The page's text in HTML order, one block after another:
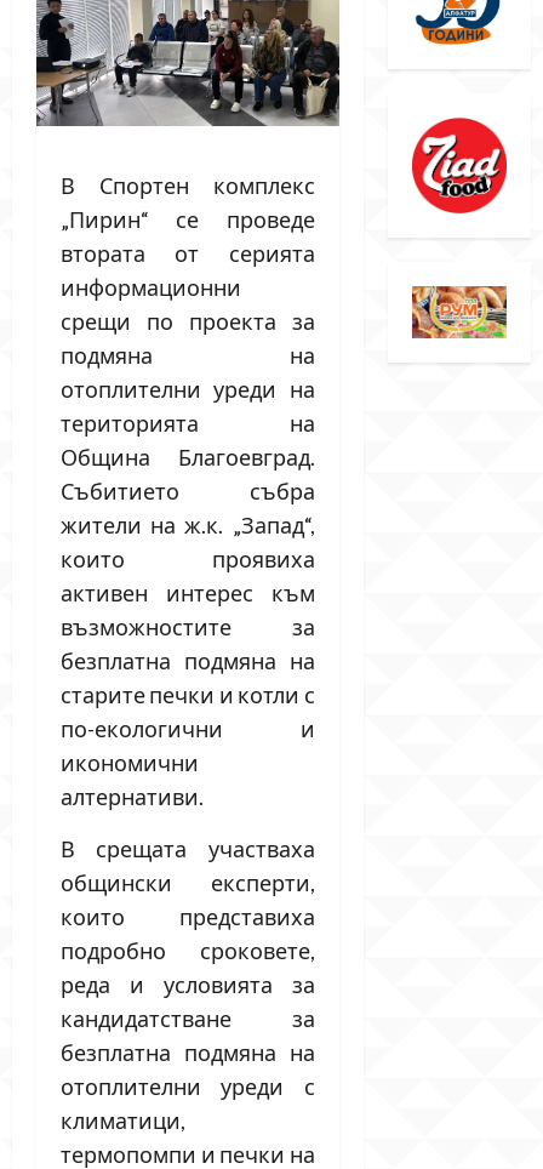
В Спортен комплекс
„Пирин“ се проведе
втората от серията
информационни
срещи по проекта за
подмяна на
отоплителни уреди на
територията на
Община Благоевград.
Събитието събра
жители на ж.к. „Запад“,
които проявиха
активен интерес към
възможностите за
безплатна подмяна на
старите печки и котли с
по-екологични и
икономични
алтернативи.
В срещата участваха
общински експерти,
които представиха
подробно сроковете,
реда и условията за
кандидатстване за
безплатна подмяна на
отоплителни уреди с
климатици,
термопомпи и печки на